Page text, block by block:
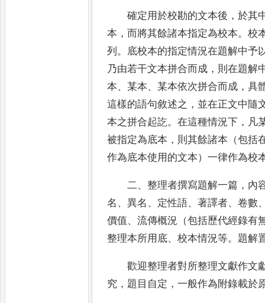
確定用於校勘的文本後 ，於其
本 ， 而將其餘諸本指定為校本。校
列 。 底校本的指定情況在題解中予
乃由若干文本拼合而成 ， 則在題解
本、某本、某本依次拼合而成 ，具
這樣的語句敘述之 ， 並在正文中隨
本之拼合起訖。在這種情況下 ， 凡
被指定為底本 ， 則其餘諸本（包括
作為底本使用的文本）一律作為校
二、整理者撰寫題解一篇 ， 內
名 、異名 、 定性語、著譯者、卷數
價值、流傳概況（包括歷代經錄有
整理本所用底、校本情況等。 題解
歡迎整理者對所整理文獻作文
究 ， 題目自定 ，一般作為附錄載於